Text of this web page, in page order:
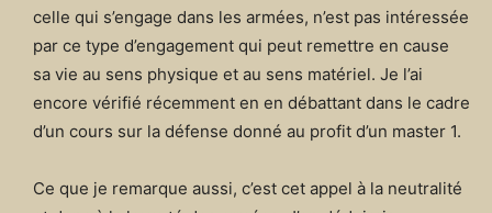
celle qui s’engage dans les armées, n’est pas intéressée
par ce type d’engagement qui peut remettre en cause
sa vie au sens physique et au sens matériel. Je l’ai
encore vérifié récemment en en débattant dans le cadre
d’un cours sur la défense donné au profit d’un master 1.
Ce que je remarque aussi, c’est cet appel à la neutralité